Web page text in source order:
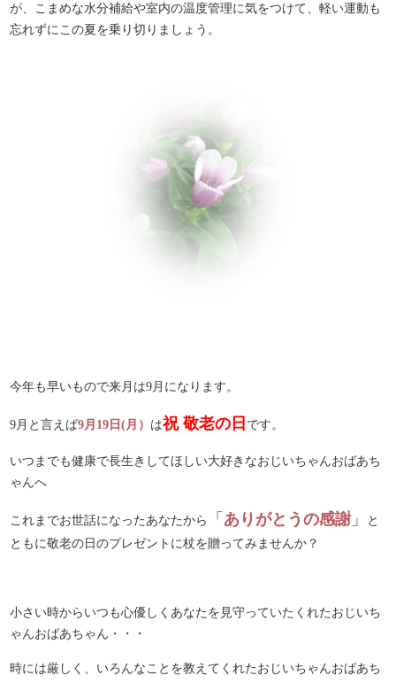
が、こまめな水分補給や室内の温度管理に気をつけて、軽い運動も
忘れずにこの夏を乗り切りましょう。
今年も早いもので来月は9月になります。
9月と言えば9月19日(月） は祝 敬老の日 です。
いつまでも健康で長生きしてほしい大好きなおじいちゃんおばあち
ゃんへ
これまでお世話になったあなたから 「 ありがとうの感謝 」
と
ともに敬老の日のプレゼントに杖を贈ってみませんか？
小さい時からいつも心優しくあなたを見守っていたくれたおじいち
ゃんおばあちゃん・・・
時には厳しく、いろんなことを教えてくれたおじいちゃんおばあち